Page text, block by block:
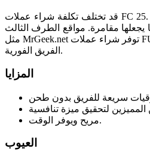
قد تختلف تكلفة شراء عملات FC 25. شراء نقاط FIFA للحزم قد لا
يجعلها مقامرة. مواقع الطرف الثالث
مثل MrGeek.net توفر شراء عملات FUT 25 مباشرة، مما يتيح ترقية
الفريق الفورية.
المزايا
مريح ويوفر الوقت.
العيوب